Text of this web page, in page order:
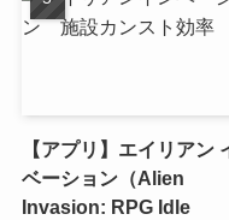
【アプリ】エイリアン
ベーション（Alien
Invasion: RPG Idle